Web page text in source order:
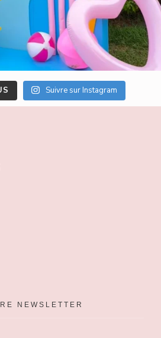
Suivre sur Instagram
NEWSLETTER